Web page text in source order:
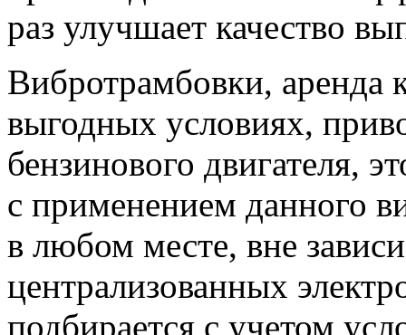
раз улучшает качество
Вибротрамбовки, аренда
выгодных условиях,
бензинового двигателя,
с применением данного
в любом месте, вне
централизованных
подбирается с учетом